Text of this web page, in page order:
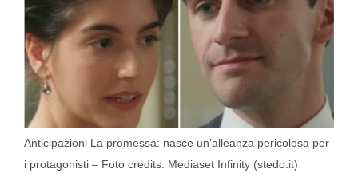
Anticipazioni La promessa: nasce un’alleanza pericolosa per
i protagonisti – Foto credits: Mediaset Infinity (stedo.it)